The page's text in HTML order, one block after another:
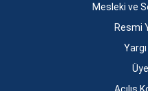
Mesleki ve
Resmi